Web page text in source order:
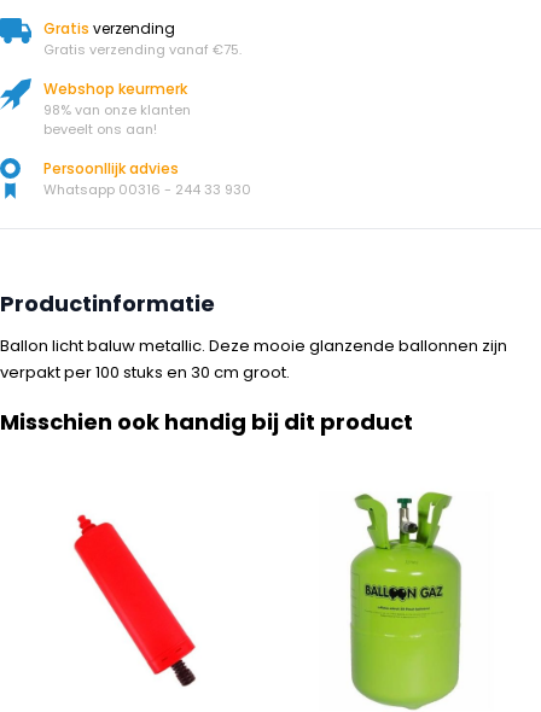
Gratis verzending
Gratis verzending vanaf €75.
Webshop keurmerk
98% van onze klanten
beveelt ons aan!
Persoonllijk advies
Whatsapp 00316 - 244 33 930
Productinformatie
Ballon licht baluw metallic. Deze mooie glanzende ballonnen zijn
verpakt per 100 stuks en 30 cm groot.
Misschien ook handig bij dit product